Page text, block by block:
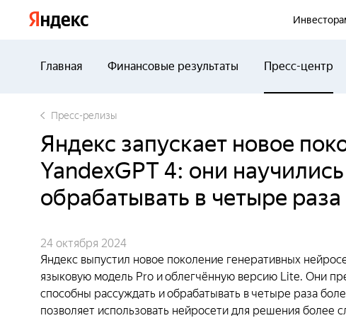
Главная Финансовые результаты Пресс-центр
Пресс-релизы
Яндекс запускает новое
YandexGPT 4: они
обрабатывать в четыре
24 октября 2024
Яндекс выпустил новое поколение генеративных
языковую модель Pro и облегчённую версию Lite. Они
способны рассуждать и обрабатывать в четыре раза
позволяет использовать нейросети для решения более